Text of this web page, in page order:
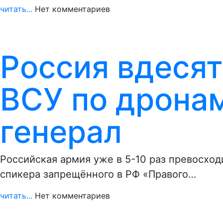
читать... Нет комментариев
Россия
ВСУ по
генерал
Российская армия уже в 5-10 раз
спикера запрещённого в РФ «Правого…
читать... Нет комментариев